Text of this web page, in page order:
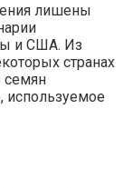
лишены
и США. Из
странах
семян
используемое